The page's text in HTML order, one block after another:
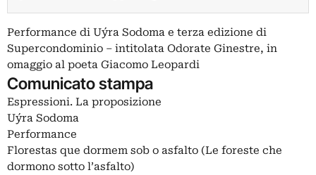
Performance di Uýra Sodoma e terza edizione di
Supercondominio – intitolata Odorate Ginestre, in
omaggio al poeta Giacomo Leopardi
Comunicato stampa
Espressioni. La proposizione
Uýra Sodoma
Performance
Florestas que dormem sob o asfalto (Le foreste che
dormono sotto l’asfalto)